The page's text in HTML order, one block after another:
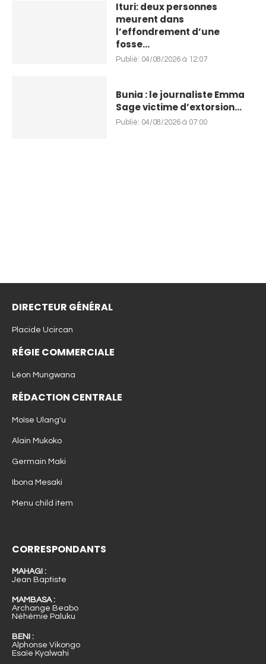
Ituri: deux personnes
meurent dans
l’effondrement d’une
fosse...
Publié: 04/08/2026 à 12:07
Bunia : le journaliste Emma
Sage victime d’extorsion...
Publié: 04/08/2026 à 07:00
DIRECTEUR GÉNÉRAL
Placide Ucircan
RÉGIE COMMERCIALE
Léon Mungwana
RÉDACTION CENTRALE
Moïse Ulang'u
Alain Mukoko
Germain Maki
Ibona Mesaki
Menu child item
CORRESPONDANTS
MAHAGI :
Jean Baptiste
MAMBASA :
Archange Beabo
Néhémie Paluku
BENI :
Alphonse Vikongo
Esaïe Kyalwahi